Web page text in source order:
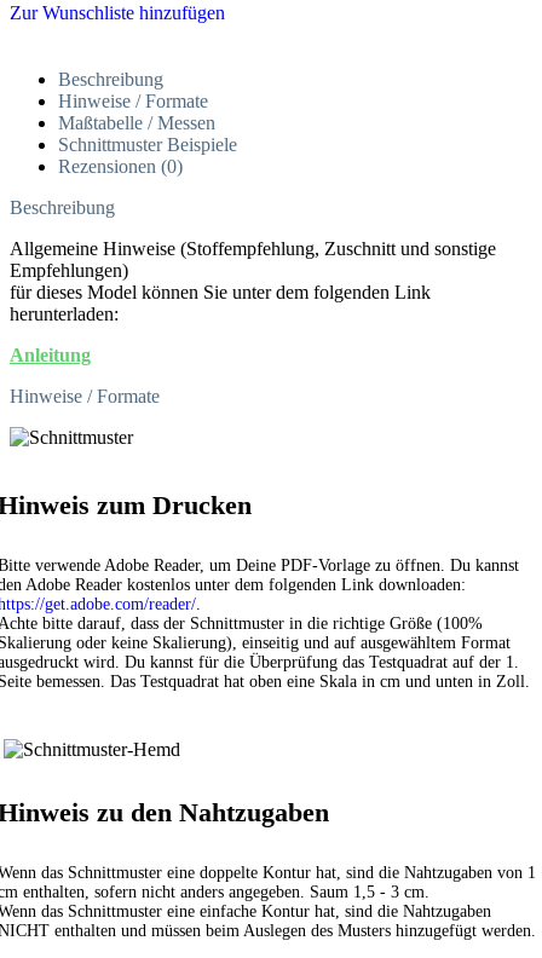
Zur Wunschliste hinzufügen
Beschreibung
Hinweise / Formate
Maßtabelle / Messen
Schnittmuster Beispiele
Rezensionen (0)
Beschreibung
Allgemeine Hinweise (Stoffempfehlung, Zuschnitt und sonstige
Empfehlungen)
für dieses Model können Sie unter dem folgenden Link
herunterladen:
Anleitung
Hinweise / Formate
zum Drucken
verwende Adobe Reader, um Deine PDF-Vorlage zu öffnen. Du kannst
Adobe Reader kostenlos unter dem folgenden Link downloaden:
get.adobe.com/reader/.
bitte darauf, dass der Schnittmuster in die richtige Größe (100%
oder keine Skalierung), einseitig und auf ausgewähltem Format
wird. Du kannst für die Überprüfung das Testquadrat auf der 1.
bemessen. Das Testquadrat hat oben eine Skala in cm und unten in Zoll.
zu den Nahtzugaben
das Schnittmuster eine doppelte Kontur hat, sind die Nahtzugaben von 1
enthalten, sofern nicht anders angegeben. Saum 1,5 - 3 cm.
das Schnittmuster eine einfache Kontur hat, sind die Nahtzugaben
enthalten und müssen beim Auslegen des Musters hinzugefügt werden.